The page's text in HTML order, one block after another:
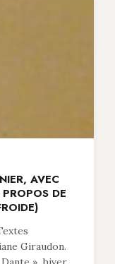
AVEC
DE
Giraudon.